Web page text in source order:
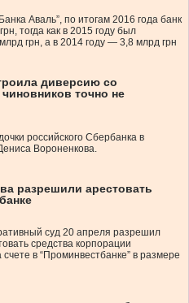
Аваль”, по итогам 2016 года банк
тогда как в 2015 году был
грн, а в 2014 году — 3,8 млрд грн
диверсию со
точно не
российского Сбербанка в
Вороненкова.
разрешили арестовать
суд 20 апреля разрешил
средства корпорации
в “Проминвестбанке” в размере